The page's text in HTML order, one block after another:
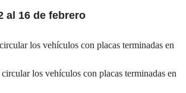
al 16 de febrero
los vehículos con placas terminadas en
los vehículos con placas terminadas en